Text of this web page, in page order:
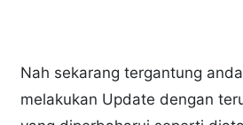
Nah sekarang tergantung
melakukan Update dengan